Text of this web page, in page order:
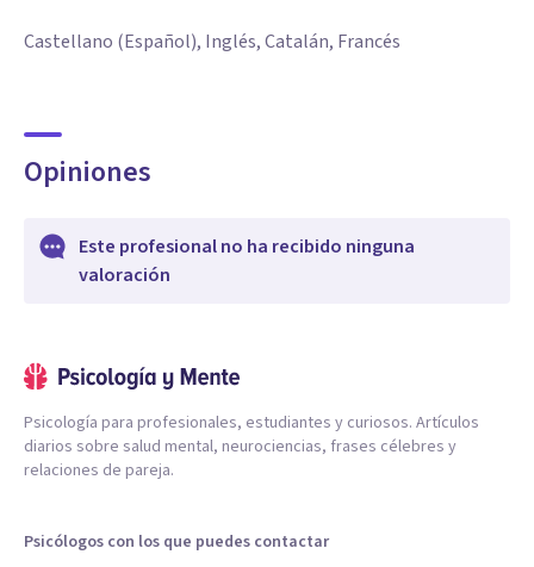
Castellano (Español), Inglés, Catalán, Francés
Opiniones
Este profesional no ha recibido ninguna
valoración
Psicología para profesionales, estudiantes y curiosos. Artículos
diarios sobre salud mental, neurociencias, frases célebres y
relaciones de pareja.
Psicólogos con los que puedes contactar